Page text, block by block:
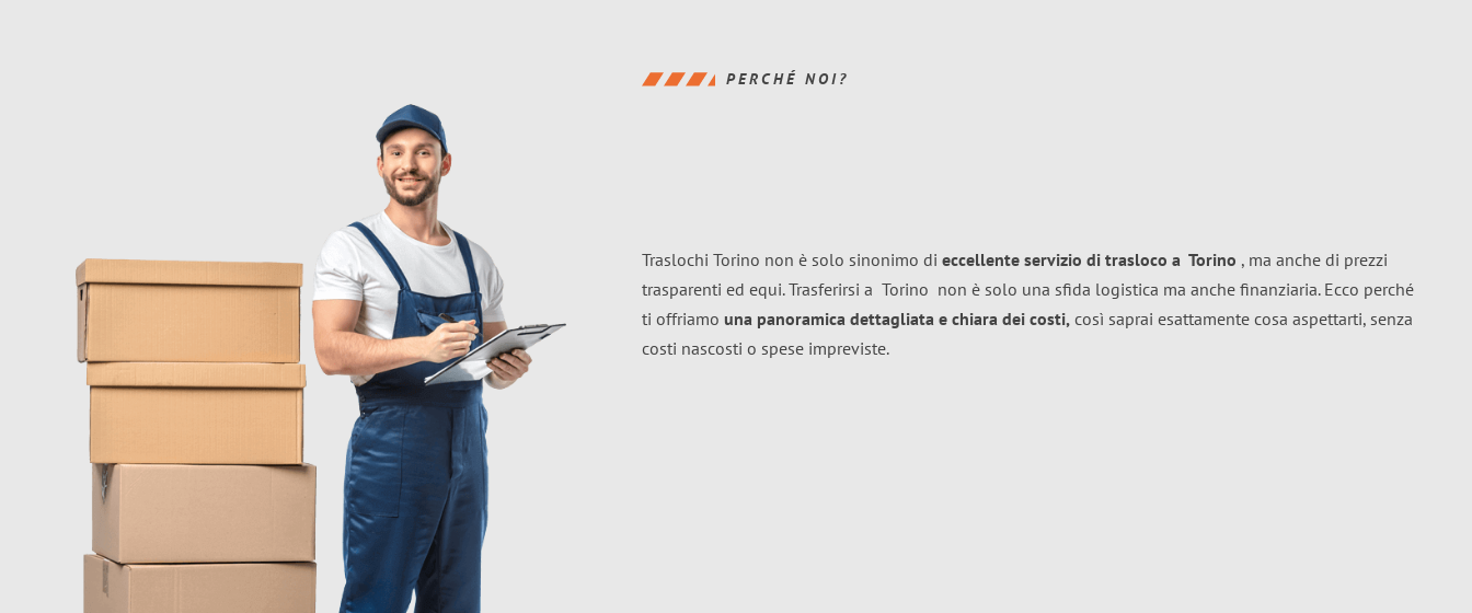
PERCHÉ NOI?
Traslochi Torino non è solo sinonimo di eccellente servizio di trasloco a Torino , ma anche di prezzi
trasparenti ed equi. Trasferirsi a Torino non è solo una sfida logistica ma anche finanziaria. Ecco perché
ti offriamo una panoramica dettagliata e chiara dei costi, così saprai esattamente cosa aspettarti, senza
costi nascosti o spese impreviste.